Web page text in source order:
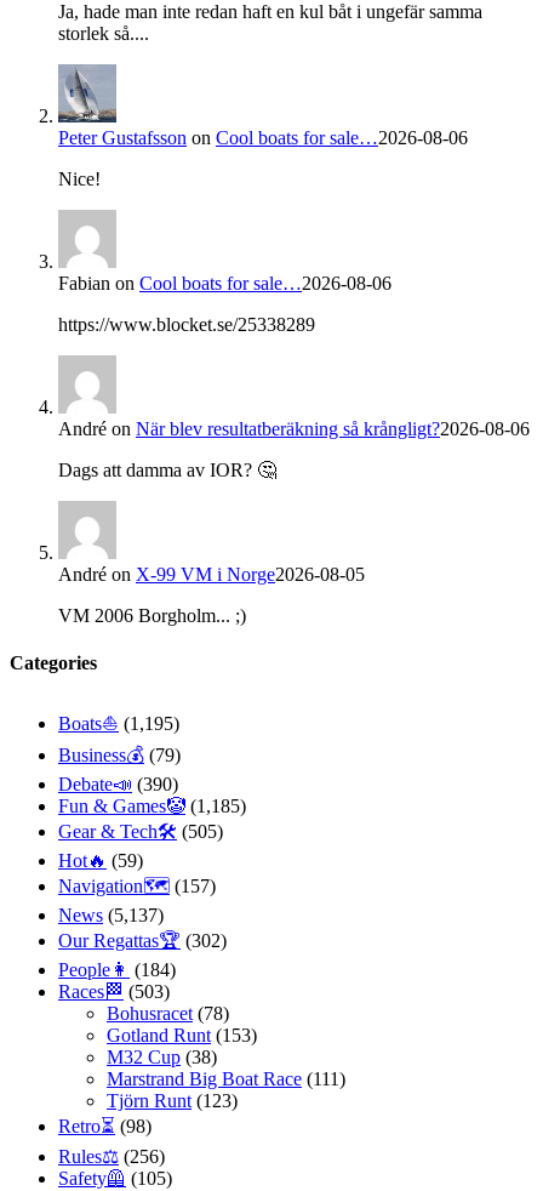
Ja, hade man inte redan haft en kul båt i ungefär samma
storlek så....
Peter Gustafsson on Cool boats for sale…2026-08-06
Nice!
Fabian on Cool boats for sale…2026-08-06
https://www.blocket.se/25338289
André on När blev resultatberäkning så krångligt?2026-08-06
Dags att damma av IOR? 🤔
André on X-99 VM i Norge2026-08-05
VM 2006 Borgholm... ;)
Categories
Boats⛵️ (1,195)
Business💰 (79)
Debate📣 (390)
Fun & Games🤡 (1,185)
Gear & Tech🛠 (505)
Hot🔥 (59)
Navigation🗺 (157)
News (5,137)
Our Regattas🏆 (302)
People👩 (184)
Races🏁 (503)
Bohusracet (78)
Gotland Runt (153)
M32 Cup (38)
Marstrand Big Boat Race (111)
Tjörn Runt (123)
Retro⏳ (98)
Rules⚖️ (256)
Safety🦺 (105)